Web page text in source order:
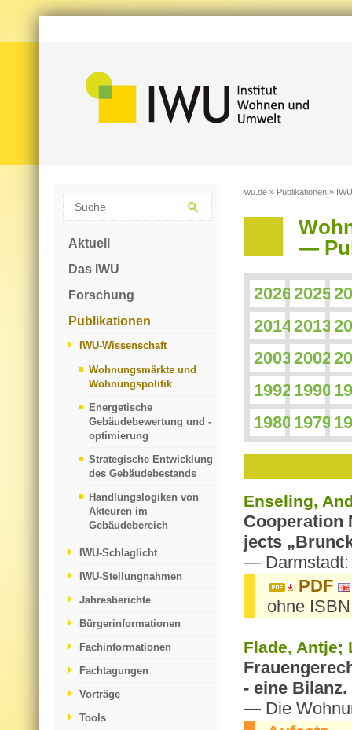
Aktuell
Das IWU
Forschung
Publikationen
IWU-Wissenschaft
Wohnungsmärkte und
Wohnungspolitik
Energetische
Gebäudebewertung und -
optimierung
Strategische Entwicklung
des Gebäudebestands
Handlungslogiken von
Akteuren im
Gebäudebereich
IWU-Schlaglicht
IWU-Stellungnahmen
Jahresberichte
Bürgerinformationen
Fachinformationen
Fachtagungen
Vorträge
Tools
iwu.de » Publikationen »
—
2026 2025
2014 2013
2003 2002
1992 1990
1980 1979
En­se­ling,
Co­ope­ra­ti­on
jects
— Darm­stadt:
PDF
ohne ISBN
Flade, Antje;
- eine Bi­lanz.
— Die